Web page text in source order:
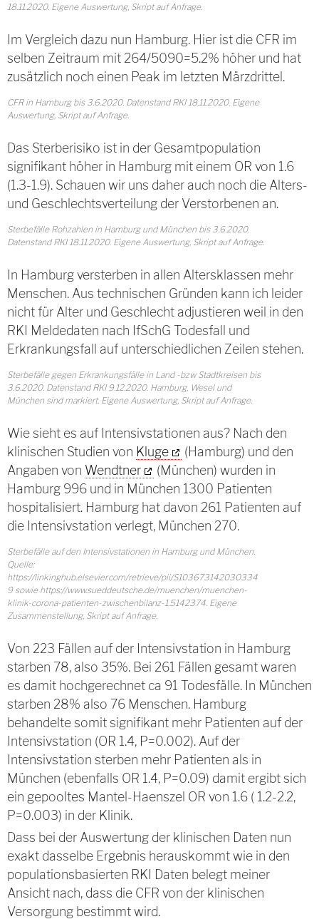
18.11.2020. Eigene Auswertung, Skript auf Anfrage.
Im Vergleich dazu nun Hamburg. Hier ist die CFR im
selben Zeitraum mit 264/5090=5.2% höher und hat
zusätzlich noch einen Peak im letzten Märzdrittel.
CFR in Hamburg bis 3.6.2020. Datenstand RKI 18.11.2020. Eigene
Auswertung, Skript auf Anfrage.
Das Sterberisiko ist in der Gesamtpopulation
signifikant höher in Hamburg mit einem OR von 1.6
(1.3-1.9). Schauen wir uns daher auch noch die Alters-
und Geschlechtsverteilung der Verstorbenen an.
Sterbefälle Rohzahlen in Hamburg und München bis 3.6.2020.
Datenstand RKI 18.11.2020. Eigene Auswertung, Skript auf Anfrage.
In Hamburg versterben in allen Altersklassen mehr
Menschen. Aus technischen Gründen kann ich leider
nicht für Alter und Geschlecht adjustieren weil in den
RKI Meldedaten nach IfSchG Todesfall und
Erkrankungsfall auf unterschiedlichen Zeilen stehen.
Sterbefälle gegen Erkrankungsfälle in Land -bzw Stadtkreisen bis
3.6.2020. Datenstand RKI 9.12.2020. Hamburg, Wesel und
München sind markiert. Eigene Auswertung, Skript auf Anfrage.
Wie sieht es auf Intensivstationen aus? Nach den
klinischen Studien von Kluge
(Hamburg) und den
Angaben von Wendtner
(München) wurden in
Hamburg 996 und in München 1300 Patienten
hospitalisiert. Hamburg hat davon 261 Patienten auf
die Intensivstation verlegt, München 270.
Sterbefälle auf den Intensivstationen in Hamburg und München.
Quelle:
https://linkinghub.elsevier.com/retrieve/pii/S103673142030334
9 sowie https://www.sueddeutsche.de/muenchen/muenchen-
klinik-corona-patienten-zwischenbilanz-1.5142374. Eigene
Zusammenstellung, Skript auf Anfrage.
Von 223 Fällen auf der Intensivstation in Hamburg
starben 78, also 35%. Bei 261 Fällen gesamt waren
es damit hochgerechnet ca 91 Todesfälle. In München
starben 28% also 76 Menschen. Hamburg
behandelte somit signifikant mehr Patienten auf der
Intensivstation (OR 1.4, P=0.002). Auf der
Intensivstation sterben mehr Patienten als in
München (ebenfalls OR 1.4, P=0.09) damit ergibt sich
ein gepooltes Mantel-Haenszel OR von 1.6 ( 1.2-2.2,
P=0.003) in der Klinik.
Dass bei der Auswertung der klinischen Daten nun
exakt dasselbe Ergebnis herauskommt wie in den
populationsbasierten RKI Daten belegt meiner
Ansicht nach, dass die CFR von der klinischen
Versorgung bestimmt wird.